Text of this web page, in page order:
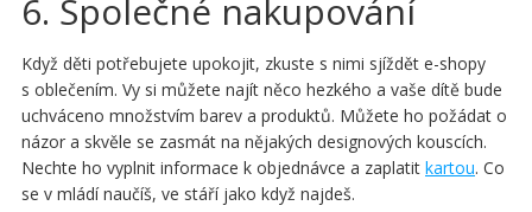
6. Společné nakupování
Když děti potřebujete upokojit, zkuste s nimi sjíždět e-shopy
s oblečením. Vy si můžete najít něco hezkého a vaše dítě bude
uchváceno množstvím barev a produktů. Můžete ho požádat o
názor a skvěle se zasmát na nějakých designových kouscích.
Nechte ho vyplnit informace k objednávce a zaplatit kartou. Co
se v mládí naučíš, ve stáří jako když najdeš.